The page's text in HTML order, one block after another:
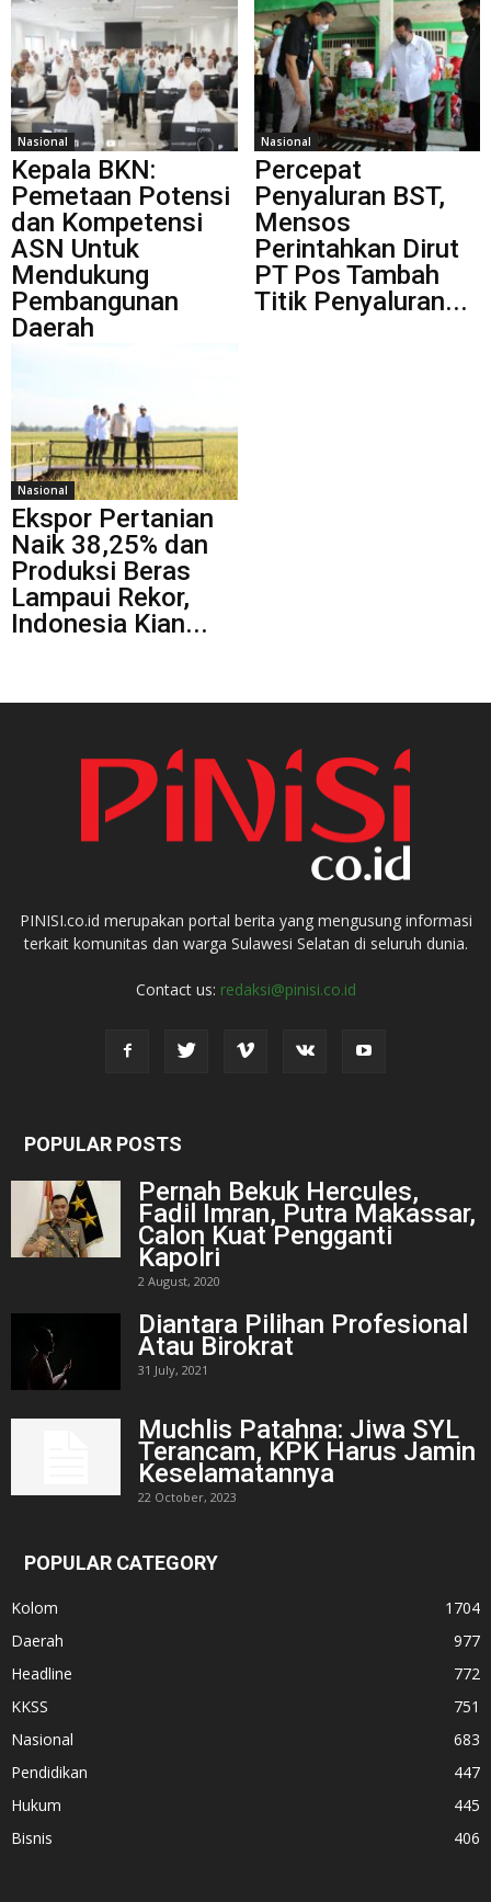
Nasional
Kepala BKN:
Pemetaan Potensi
dan Kompetensi
ASN Untuk
Mendukung
Pembangunan
Daerah
Nasional
Percepat
Penyaluran BST,
Mensos
Perintahkan Dirut
PT Pos Tambah
Titik Penyaluran...
Nasional
Ekspor Pertanian
Naik 38,25% dan
Produksi Beras
Lampaui Rekor,
Indonesia Kian...
PINISI.co.id merupakan portal berita yang mengusung informasi
terkait komunitas dan warga Sulawesi Selatan di seluruh dunia.
Contact us: redaksi@pinisi.co.id
POPULAR POSTS
Pernah Bekuk Hercules,
Fadil Imran, Putra Makassar,
Calon Kuat Pengganti
Kapolri
2 August, 2020
Diantara Pilihan Profesional
Atau Birokrat
31 July, 2021
Muchlis Patahna: Jiwa SYL
Terancam, KPK Harus Jamin
Keselamatannya
22 October, 2023
POPULAR CATEGORY
Kolom
1704
Daerah
977
Headline
772
KKSS
751
Nasional
683
Pendidikan
447
Hukum
445
Bisnis
406